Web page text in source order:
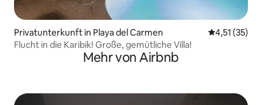
Privatunterkunft in Playa del Carmen
4,51 (35)
Flucht in die Karibik! Große, gemütliche Villa!
Mehr von Airbnb